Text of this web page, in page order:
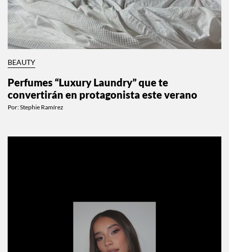
BEAUTY
Perfumes “Luxury Laundry” que te
convertirán en protagonista este verano
Por:Stephie Ramírez